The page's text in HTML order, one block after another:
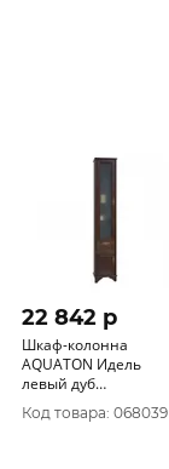
22 842 p
Шкаф-колонна
AQUATON Идель
левый дуб
шоколадный
Код товара: 068039